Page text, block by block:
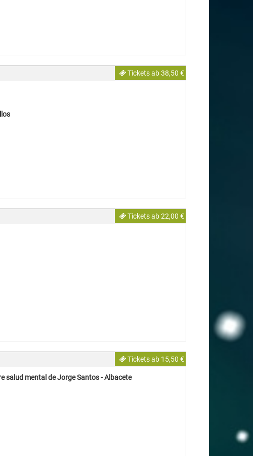
Tickets ab 38,50 €
Tickets ab 22,00 €
Tickets ab 15,50 €
salud mental de Jorge Santos - Albacete